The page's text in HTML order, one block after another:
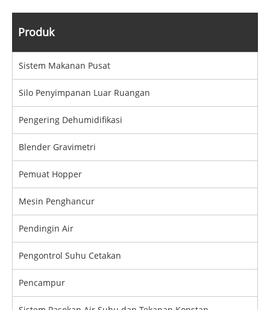
Produk
Sistem Makanan Pusat
Silo Penyimpanan Luar Ruangan
Pengering Dehumidifikasi
Blender Gravimetri
Pemuat Hopper
Mesin Penghancur
Pendingin Air
Pengontrol Suhu Cetakan
Pencampur